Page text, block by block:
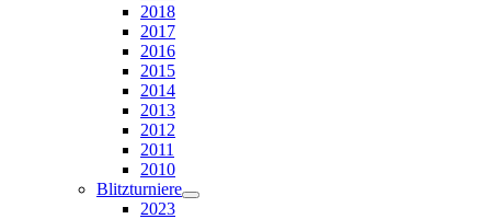
2018
2017
2016
2015
2014
2013
2012
2011
2010
Blitzturniere
2023